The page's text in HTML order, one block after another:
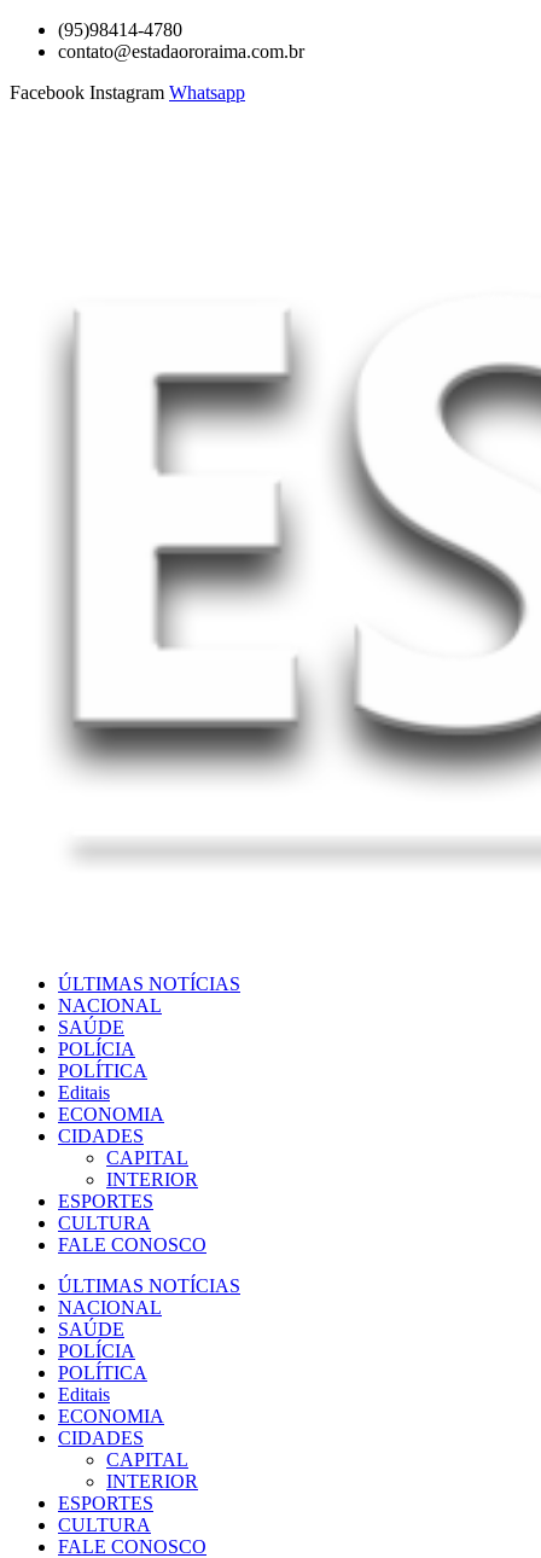
para
conteúdo
(95)98414-4780
contato@estadaororaima.com.br
Facebook Instagram Whatsapp
ÚLTIMAS NOTÍCIAS
NACIONAL
SAÚDE
POLÍCIA
POLÍTICA
Editais
ECONOMIA
CIDADES
CAPITAL
INTERIOR
ESPORTES
CULTURA
FALE CONOSCO
ÚLTIMAS NOTÍCIAS
NACIONAL
SAÚDE
POLÍCIA
POLÍTICA
Editais
ECONOMIA
CIDADES
CAPITAL
INTERIOR
ESPORTES
CULTURA
FALE CONOSCO